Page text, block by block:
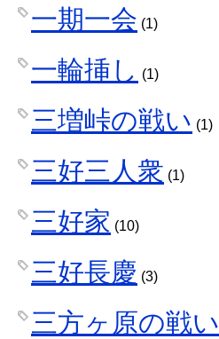
一期一会 (1)
一輪挿し (1)
三増峠の戦い (1)
三好三人衆 (1)
三好家 (10)
三好長慶 (3)
三方ヶ原の戦い